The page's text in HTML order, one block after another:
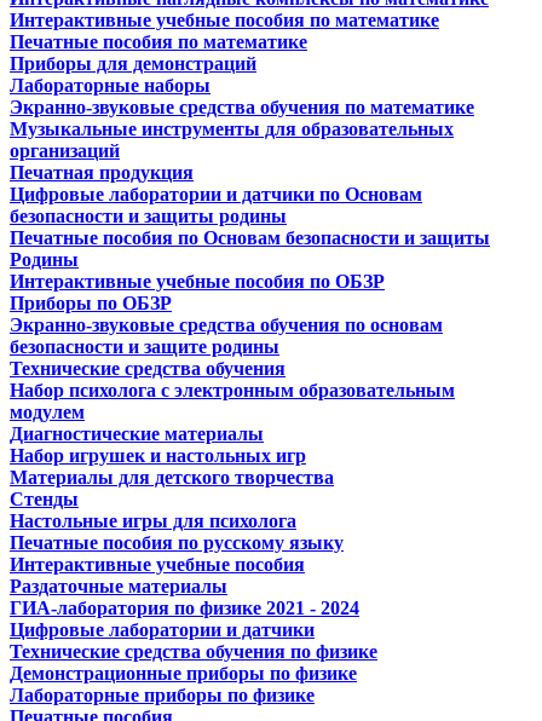
Интерактивные учебные пособия по математике
Печатные пособия по математике
Приборы для демонстраций
Лабораторные наборы
Экранно-звуковые средства обучения по математике
Музыкальные инструменты для образовательных
организаций
Печатная продукция
Цифровые лаборатории и датчики по Основам
безопасности и защиты родины
Печатные пособия по Основам безопасности и защиты
Родины
Интерактивные учебные пособия по ОБЗР
Приборы по ОБЗР
Экранно-звуковые средства обучения по основам
безопасности и защите родины
Технические средства обучения
Набор психолога с электронным образовательным
модулем
Диагностические материалы
Набор игрушек и настольных игр
Материалы для детского творчества
Стенды
Настольные игры для психолога
Печатные пособия по русскому языку
Интерактивные учебные пособия
Раздаточные материалы
ГИА-лаборатория по физике 2021 - 2024
Цифровые лаборатории и датчики
Технические средства обучения по физике
Демонстрационные приборы по физике
Лабораторные приборы по физике
Печатные пособия